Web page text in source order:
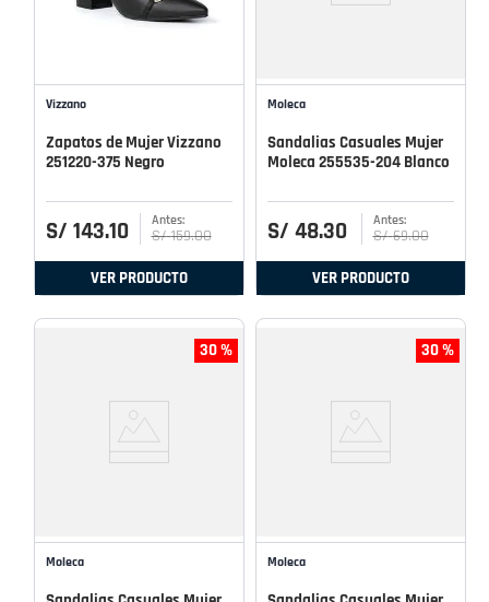
Vizzano
Zapatos de Mujer Vizzano
251220-375 Negro
S/ 143.10 S/ 159.00
VER PRODUCTO
Moleca
Sandalias Casuales Mujer
Moleca 255535-204 Blanco
S/ 48.30 S/ 69.00
VER PRODUCTO
30 %
Moleca
30 %
Moleca